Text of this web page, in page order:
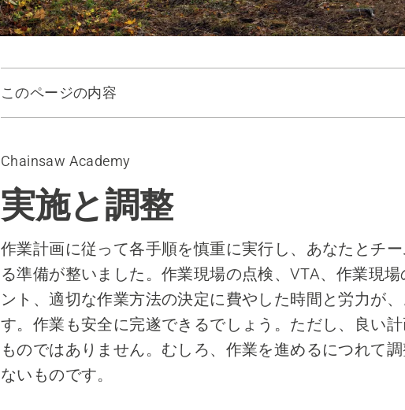
このページの内容
「計画どおりに進めることができるか？」と常に自問してくださ
Chainsaw Academy
実施と調整
作業計画に従って各手順を慎重に実行し、あなたとチ
る準備が整いました。作業現場の点検、VTA、作業現場
ント、適切な作業方法の決定に費やした時間と労力が
す。作業も安全に完遂できるでしょう。ただし、良い
ものではありません。むしろ、作業を進めるにつれて
ないものです。